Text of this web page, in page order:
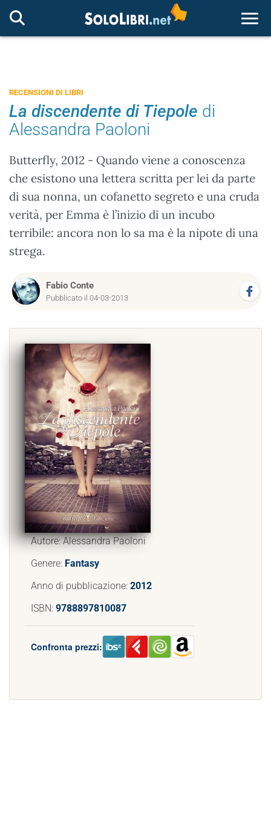
RECENSIONI DI LIBRI
La discendente di Tiepole di
Alessandra Paoloni
Butterfly, 2012 - Quando viene a conoscenza
che esistono una lettera scritta per lei da parte
di sua nonna, un cofanetto segreto e una cruda
verità, per Emma è l’inizio di un incubo
terribile: ancora non lo sa ma è la nipote di una
strega.
Fabio Conte
Pubblicato il 04-03-2013
Autore: Alessandra Paoloni
Genere: Fantasy
Anno di pubblicazione: 2012
ISBN: 9788897810087
Confronta prezzi: